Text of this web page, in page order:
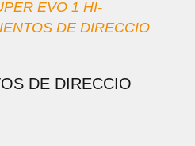
EVO 1 HI-
DE DIRECCIO
DE DIRECCIO